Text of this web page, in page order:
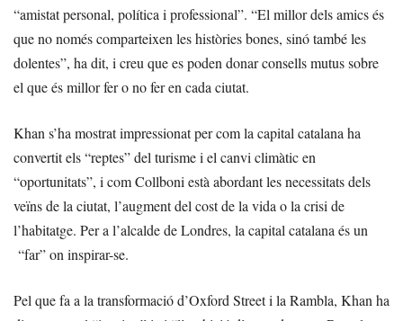
“amistat personal, política i professional”. “El millor dels amics és
que no només comparteixen les històries bones, sinó també les
dolentes”, ha dit, i creu que es poden donar consells mutus sobre
el que és millor fer o no fer en cada ciutat.
Khan s’ha mostrat impressionat per com la capital catalana ha
convertit els “reptes” del turisme i el canvi climàtic en
“oportunitats”, i com Collboni està abordant les necessitats dels
veïns de la ciutat, l’augment del cost de la vida o la crisi de
l’habitatge. Per a l’alcalde de Londres, la capital catalana és un
“far” on inspirar-se.
Pel que fa a la transformació d’Oxford Street i la Rambla, Khan ha